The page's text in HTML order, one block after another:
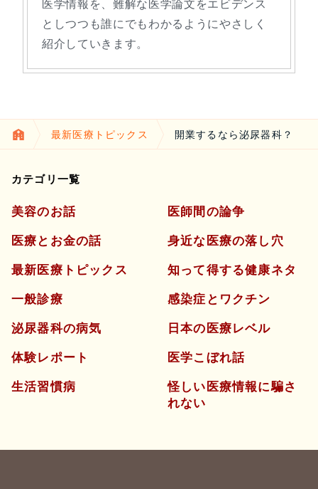
医学情報を、難解な医学論文をエビデンス
としつつも誰にでもわかるようにやさしく
紹介していきます。
最新医療トピックス 開業するなら泌尿器科？
カテゴリ一覧
美容のお話
医療とお金の話
最新医療トピックス
一般診療
泌尿器科の病気
体験レポート
生活習慣病
医師間の論争
身近な医療の落し穴
知って得する健康ネタ
感染症とワクチン
日本の医療レベル
医学こぼれ話
怪しい医療情報に騙さ
れない